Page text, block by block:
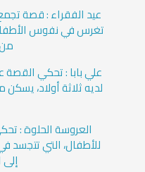
عيد الفقراء : قصة
تغرس في نفوس
علي بابا : تحكي
لديه ثلاثة أولاد،
العروسة الحلوة :
للأطفال، التي تتجسد